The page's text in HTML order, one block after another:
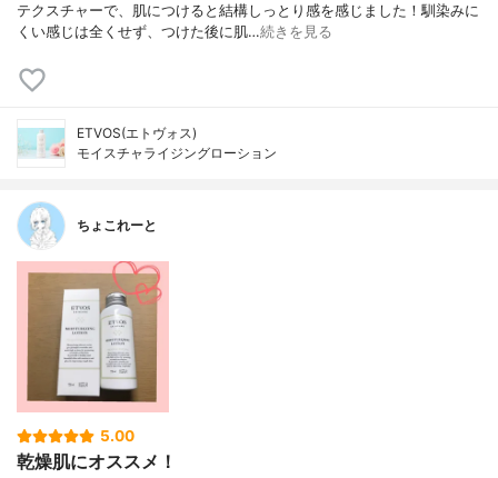
テクスチャーで、肌につけると結構しっとり感を感じました！馴染みに
くい感じは全くせず、つけた後に肌…続きを見る
ETVOS(エトヴォス)
モイスチャライジングローション
ちょこれーと
5.00
乾燥肌にオススメ！